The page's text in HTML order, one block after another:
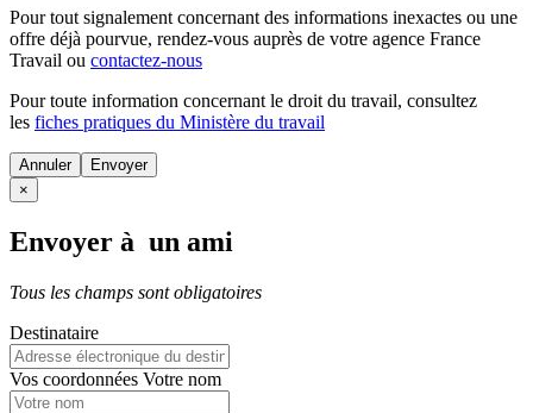
Pour tout signalement concernant des informations inexactes ou une
offre déjà pourvue, rendez-vous auprès de votre agence France
Travail ou contactez-nous
Pour toute information concernant le droit du travail, consultez
les fiches pratiques du Ministère du travail
Annuler
×
Envoyer à un ami
Tous les champs sont obligatoires
Destinataire
Vos coordonnées Votre nom